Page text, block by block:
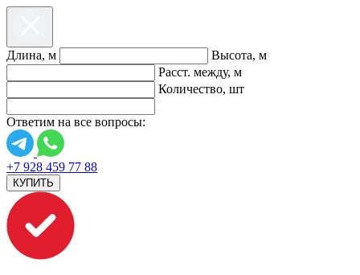
Длина, м
Высота, м
Расст. между, м
Количество, шт
Ответим на все вопросы:
+7 928 459 77 88
КУПИТЬ